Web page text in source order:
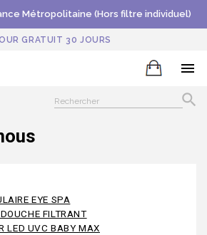
Métropolitaine (Hors filtre individuel)
GRATUIT 30 JOURS


EYE SPA
FILTRANT
LED UVC BABY MAX